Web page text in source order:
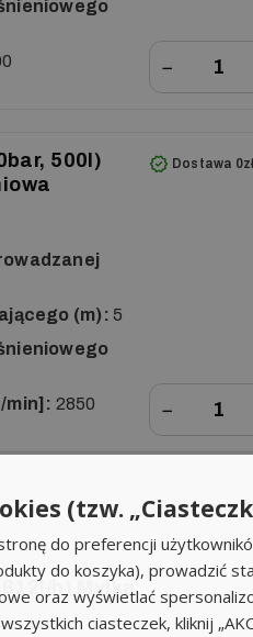
−
500l)
(m): 5
min]: 2850
Dostawa 0zł
−
h) Myjka
Dostawa 0zł
(tzw.
do preferencji
do koszyka), prowadzić
oraz wyświetlać
ciasteczek, kliknij